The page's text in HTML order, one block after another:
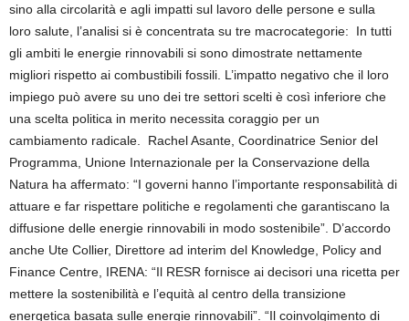
sino alla circolarità e agli impatti sul lavoro delle persone e sulla
loro salute, l’analisi si è concentrata su tre macrocategorie: In tutti
gli ambiti le energie rinnovabili si sono dimostrate nettamente
migliori rispetto ai combustibili fossili. L’impatto negativo che il loro
impiego può avere su uno dei tre settori scelti è così inferiore che
una scelta politica in merito necessita coraggio per un
cambiamento radicale. Rachel Asante, Coordinatrice Senior del
Programma, Unione Internazionale per la Conservazione della
Natura ha affermato: “I governi hanno l’importante responsabilità di
attuare e far rispettare politiche e regolamenti che garantiscano la
diffusione delle energie rinnovabili in modo sostenibile”. D’accordo
anche Ute Collier, Direttore ad interim del Knowledge, Policy and
Finance Centre, IRENA: “Il RESR fornisce ai decisori una ricetta per
mettere la sostenibilità e l’equità al centro della transizione
energetica basata sulle energie rinnovabili”. “Il coinvolgimento di